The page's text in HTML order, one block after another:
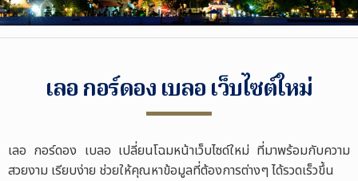
เลอ กอร์ดอง เบลอ เว็บไซต์ใหม่
เลอ กอร์ดอง เบลอ เปลี่ยนโฉมหน้าเว็บไซด์ใหม่ ที่มาพร้อมกับความ
สวยงาม เรียบง่าย ช่วยให้คุณหาข้อมูลที่ต้องการต่างๆ ได้รวดเร็วขึ้น